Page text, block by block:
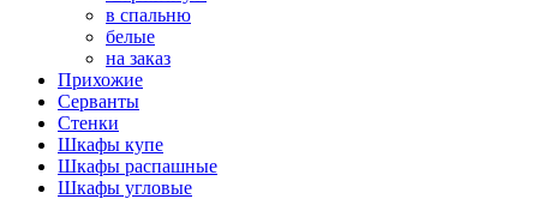
в спальню
белые
на заказ
Прихожие
Серванты
Стенки
Шкафы купе
Шкафы распашные
Шкафы угловые